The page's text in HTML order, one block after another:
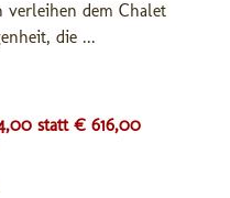
verleihen dem Chalet
die ...
statt € 616,00